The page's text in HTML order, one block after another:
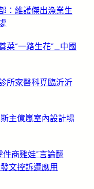
：維護傑出漁業生
菜“一路生花”_中國
所家醫科覓臨沂沂
主億嵐室內設計場
件商雞娃”言論翻
文控訴遭應用